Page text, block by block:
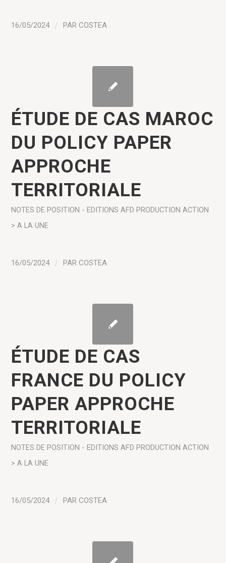
16/05/2024 / PARCOSTEA
ÉTUDE DE CAS MAROC
DU POLICY PAPER
APPROCHE
TERRITORIALE
NOTES DE POSITION - EDITIONS AFD PRODUCTION ACTION
> A LA UNE
16/05/2024 / PARCOSTEA
ÉTUDE DE CAS
FRANCE DU POLICY
PAPER APPROCHE
TERRITORIALE
NOTES DE POSITION - EDITIONS AFD PRODUCTION ACTION
> A LA UNE
16/05/2024 / PARCOSTEA